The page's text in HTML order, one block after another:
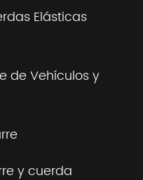
Elásticas
de Vehículos y
y cuerda